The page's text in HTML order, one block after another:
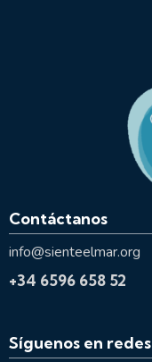
Contáctanos
info@sienteelmar.org
+34 6596 658 52
Síguenos en redes